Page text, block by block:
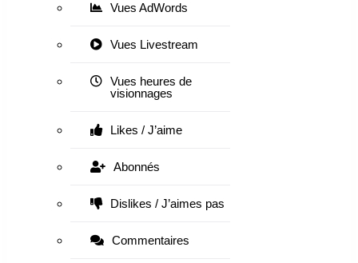
Vues AdWords
Vues Livestream
Vues heures de
visionnages
Likes / J’aime
Abonnés
Dislikes / J’aimes pas
Commentaires